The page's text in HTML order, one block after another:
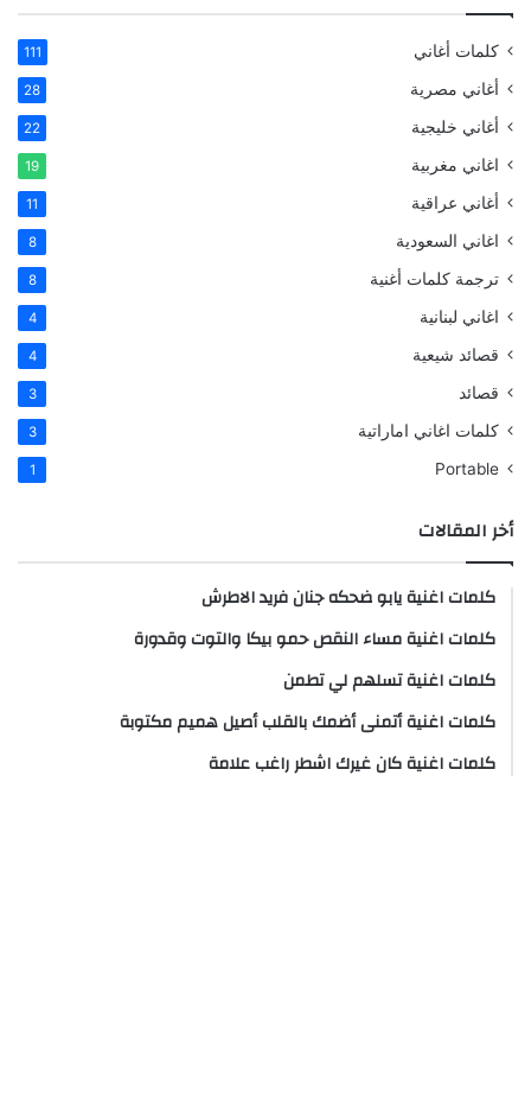
كلمات أغاني 111
أغاني مصرية 28
أغاني خليجية 22
اغاني مغربية 19
أغاني عراقية 11
اغاني السعودية 8
ترجمة كلمات أغنية 8
اغاني لبنانية 4
قصائد شيعية 4
قصائد 3
كلمات اغاني اماراتية 3
Portable
1
أخر المقالات
كلمات اغنية يابو ضحكه جنان فريد الاطرش
كلمات اغنية مساء النقص حمو بيكا والتوت وقدورة
كلمات اغنية تسلهم لي تطمن
كلمات اغنية أتمنى أضمك بالقلب أصيل هميم مكتوبة
كلمات اغنية كان غيرك اشطر راغب علامة